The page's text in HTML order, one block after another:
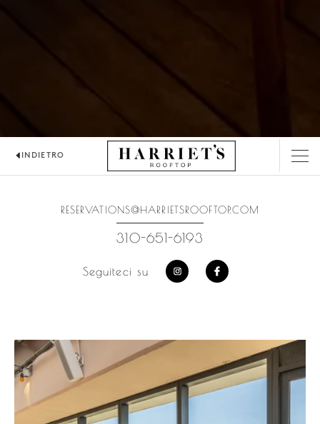
INDIETRO
RESERVATIONS@HARRIETSROOFTOP.COM
310-651-6193
Seguiteci su